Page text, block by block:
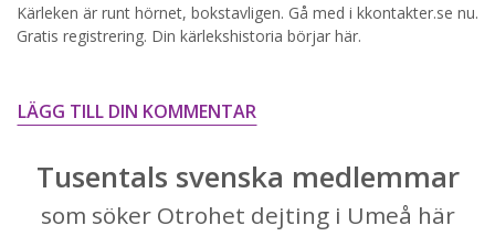
Kärleken är runt hörnet, bokstavligen. Gå med i kkontakter.se nu.
Gratis registrering. Din kärlekshistoria börjar här.
LÄGG TILL DIN KOMMENTAR
Tusentals svenska medlemmar
som söker Otrohet dejting i Umeå här